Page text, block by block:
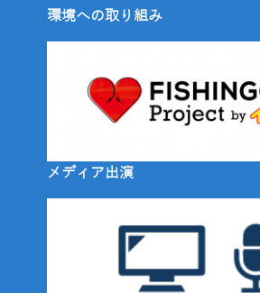
環境への取り組み
メディア出演